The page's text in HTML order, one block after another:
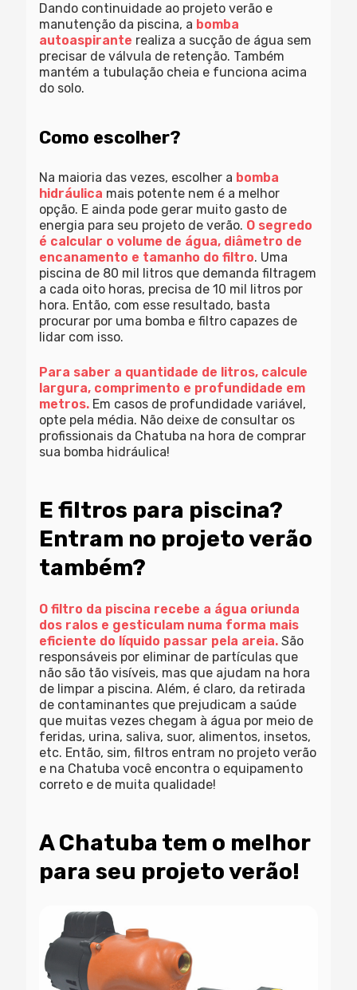
Dando continuidade ao projeto verão e
manutenção da piscina, a bomba
autoaspirante realiza a sucção de água sem
precisar de válvula de retenção. Também
mantém a tubulação cheia e funciona acima
do solo.
Como escolher?
Na maioria das vezes, escolher a bomba
hidráulica mais potente nem é a melhor
opção. E ainda pode gerar muito gasto de
energia para seu projeto de verão. O segredo
é calcular o volume de água, diâmetro de
encanamento e tamanho do filtro. Uma
piscina de 80 mil litros que demanda filtragem
a cada oito horas, precisa de 10 mil litros por
hora. Então, com esse resultado, basta
procurar por uma bomba e filtro capazes de
lidar com isso.
Para saber a quantidade de litros, calcule
largura, comprimento e profundidade em
metros. Em casos de profundidade variável,
opte pela média. Não deixe de consultar os
profissionais da Chatuba na hora de comprar
sua bomba hidráulica!
E filtros para piscina?
Entram no projeto verão
também?
O filtro da piscina recebe a água oriunda
dos ralos e gesticulam numa forma mais
eficiente do líquido passar pela areia. São
responsáveis por eliminar de partículas que
não são tão visíveis, mas que ajudam na hora
de limpar a piscina. Além, é claro, da retirada
de contaminantes que prejudicam a saúde
que muitas vezes chegam à água por meio de
feridas, urina, saliva, suor, alimentos, insetos,
etc. Então, sim, filtros entram no projeto verão
e na Chatuba você encontra o equipamento
correto e de muita qualidade!
A Chatuba tem o melhor
para seu projeto verão!